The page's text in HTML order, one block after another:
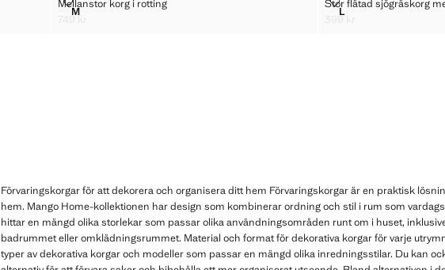
Storlekar
MMELLANSTOR KORG I ROTTING
Mellanstor korg i rotting
749 kr
Storlekar
LSTOR FLÄTAD
Stor flätad sjögräskorg
399 kr
Förvaringskorgar för att dekorera och organisera ditt hem Förvaringskorgar är en praktisk
hem. Mango Home-kollektionen har design som kombinerar ordning och stil i rum som
hittar en mängd olika storlekar som passar olika användningsområden runt om i huset,
badrummet eller omklädningsrummet. Material och format för dekorativa korgar för varje
typer av dekorativa korgar och modeller som passar en mängd olika inredningsstilar. Du kan